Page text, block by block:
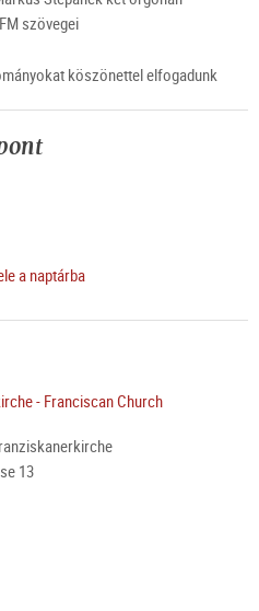
szövegei
köszönettel elfogadunk
a naptárba
- Franciscan Church
13